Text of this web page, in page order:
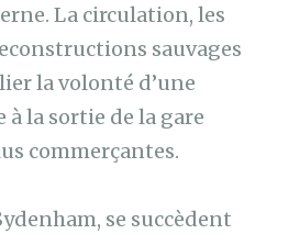
La circulation, les
sauvages
la volonté d’une
à la sortie de la gare
commerçantes.
se succèdent